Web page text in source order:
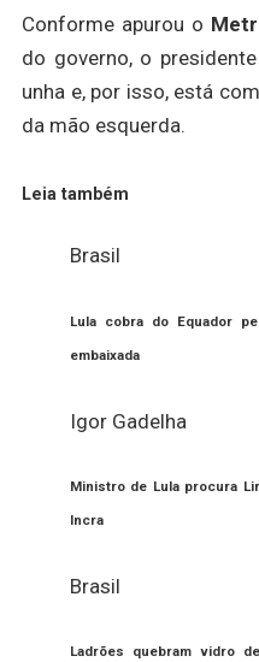
Conforme apurou o
do governo, o
unha e, por isso, está
da mão esquerda.
Leia também
Brasil
Lula cobra do Equador
embaixada
Igor Gadelha
Ministro de Lula procura
Incra
Brasil
Ladrões quebram vidro